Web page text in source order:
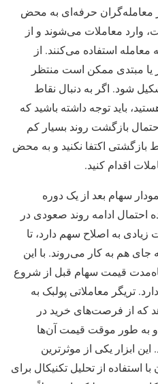
معامله‌گران حرفه‌ای به محض
وارد معاملات می‌شوند و از
معامله استفاده می‌کنند. از
یا مبتدی ممکن است منتظر
شود. اگر به دنبال نقاط
باید توجه داشته باشید که
بازگشت روند بسیار کم
بازگشتی اکتفا نکنید و به محض
اقدام کنید.
سهام بعد از یک دوره
ادامه روند صعودی در
به اصلاح سهم دارد، تا
هم به کار می‌روند. با این
قیمت سهام قبل از شروع
تریگر معاملاتی پولبک به
که از فرصت‌های خرید در
به طور موقت قیمت آن‌ها
ابزار یکی از موثرترین
از تحلیل تکنیکال برای